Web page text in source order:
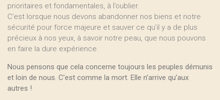
prioritaires et fondamentales, à l’oublier.
C’est lorsque nous devons abandonner nos biens et notre
sécurité pour force majeure et sauver ce qu’il y a de plus
précieux à nos yeux, à savoir notre peau, que nous pouvons
en faire la dure expérience.
Nous pensons que cela concerne toujours les peuples démunis
et loin de nous. C’est comme la mort. Elle n’arrive qu’aux
autres !